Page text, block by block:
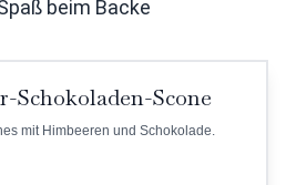
beim Backe
Schokoladen-Scone
mit Himbeeren und Schokolade.